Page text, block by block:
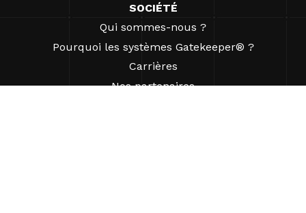
SOCIÉTÉ
Qui sommes-nous ?
Pourquoi les systèmes Gatekeeper® ?
Carrières
Nos partenaires